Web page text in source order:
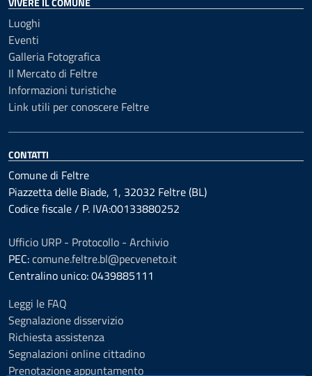
Luoghi
Eventi
Galleria Fotografica
Il Mercato di Feltre
Informazioni turistiche
Link utili per conoscere Feltre
CONTATTI
Comune di Feltre
Piazzetta delle Biade, 1, 32032 Feltre (BL)
Codice fiscale / P. IVA:00133880252
Ufficio URP - Protocollo - Archivio
PEC:comune.feltre.bl@pecveneto.it
Centralino unico: 0439885111
Leggi le FAQ
Segnalazione disservizio
Richiesta assistenza
Segnalazioni online cittadino
Prenotazione appuntamento